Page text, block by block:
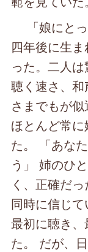
「娘にとっ
四年後に生
った。二人
聴く速さ、
さまでもが似
ほとんど常
た。 「あな
う」 姉のひ
く、正確だ
同時に信じ
最初に聴き
た。 だが、